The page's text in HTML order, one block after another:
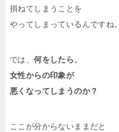
損ねてしまうことを
やってしまっているんですね。
では、何をしたら、
女性からの印象が
悪くなってしまうのか？
ここが分からないままだと